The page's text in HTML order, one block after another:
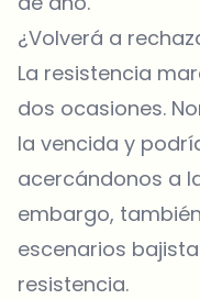
¿Volverá a
La resistencia
dos ocasiones.
la vencida y
acercándonos a
embargo,
escenarios
resistencia.